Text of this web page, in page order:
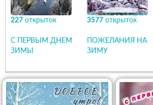
227 открыток
С ПЕРВЫМ ДНЕМ
ЗИМЫ
3577 открыток
ПОЖЕЛАНИЯ НА
ЗИМУ